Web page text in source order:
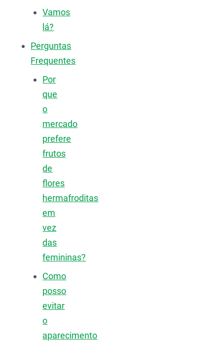
Vamos
lá?
Perguntas
Frequentes
Por
que
o
mercado
prefere
frutos
de
flores
hermafroditas
em
vez
das
femininas?
Como
posso
evitar
o
aparecimento